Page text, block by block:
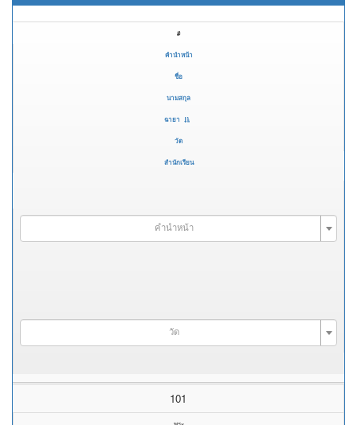
#
คำนำหน้า
ชื่อ
นามสกุล
ฉายา
วัด
สำนักเรียน
คำนำหน้า
วัด
101